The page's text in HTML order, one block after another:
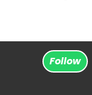
Follow